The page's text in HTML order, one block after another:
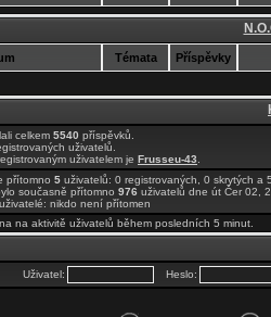
Témata Příspěvky
celkem 5540 příspěvků.
uživatelů.
uživatelem je Frusseu-43
přítomno 5 uživatelů: 0 registrovaných, 0 skrytých
současně přítomno 976 uživatelů dne út Čer 02,
nikdo není přítomen
na aktivitě uživatelů během posledních 5 minut.
Uživatel: Heslo: